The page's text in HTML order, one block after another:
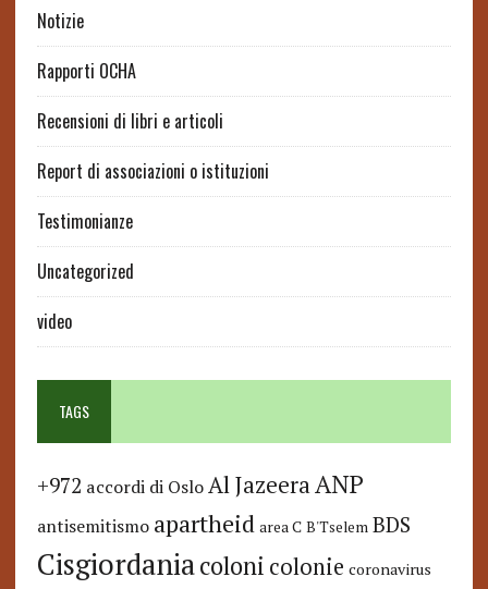
Notizie
Rapporti OCHA
Recensioni di libri e articoli
Report di associazioni o istituzioni
Testimonianze
Uncategorized
video
TAGS
+972 accordi di Oslo Al JazeeraANP
antisemitismo apartheid area C B'Tselem BDS
Cisgiordaniacoloni colonie coronavirus